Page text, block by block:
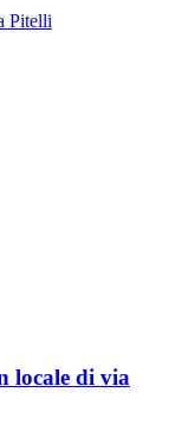
Pitelli
locale di via